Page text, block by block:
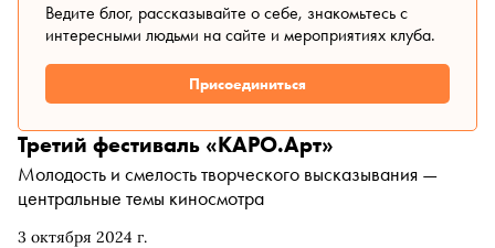
Ведите блог, рассказывайте о себе, знакомьтесь с
интересными людьми на сайте и мероприятиях клуба.
Присоединиться
3 октября 2024 г.
Третий фестиваль «КАРО.Арт»
Молодость и смелость творческого высказывания —
центральные темы киносмотра